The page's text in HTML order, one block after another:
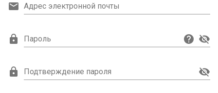
email Адрес электронной почты
lock Пароль visibility_off
lock Подтверждение пароля visibility_off